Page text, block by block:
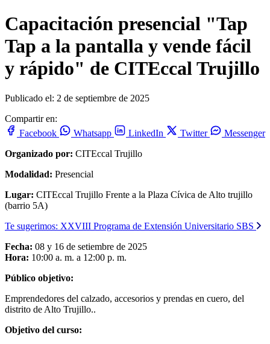
Capacitación presencial "Tap
Tap a la pantalla y vende fácil
y rápido" de CITEccal Trujillo
Publicado el: 2 de septiembre de 2025
Compartir en:
Facebook
Whatsapp LinkedIn Twitter
Messenger
Organizado por: CITEccal Trujillo
Modalidad: Presencial
Lugar: CITEccal Trujillo Frente a la Plaza Cívica de Alto trujillo
(barrio 5A)
Te sugerimos: XXVIII Programa de Extensión Universitario SBS
Fecha: 08 y 16 de setiembre de 2025
Hora: 10:00 a. m. a 12:00 p. m.
Público objetivo:
Emprendedores del calzado, accesorios y prendas en cuero, del
distrito de Alto Trujillo..
Objetivo del curso: